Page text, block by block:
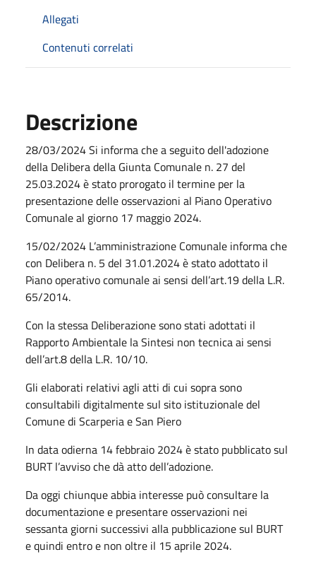
Allegati
Contenuti correlati
Descrizione
28/03/2024 Si informa che a seguito dell'adozione
della Delibera della Giunta Comunale n. 27 del
25.03.2024 è stato prorogato il termine per la
presentazione delle osservazioni al Piano Operativo
Comunale al giorno 17 maggio 2024.
15/02/2024 L’amministrazione Comunale informa che
con Delibera n. 5 del 31.01.2024 è stato adottato il
Piano operativo comunale ai sensi dell’art.19 della L.R.
65/2014.
Con la stessa Deliberazione sono stati adottati il
Rapporto Ambientale la Sintesi non tecnica ai sensi
dell’art.8 della L.R. 10/10.
Gli elaborati relativi agli atti di cui sopra sono
consultabili digitalmente sul sito istituzionale del
Comune di Scarperia e San Piero
In data odierna 14 febbraio 2024 è stato pubblicato sul
BURT l’avviso che dà atto dell’adozione.
Da oggi chiunque abbia interesse può consultare la
documentazione e presentare osservazioni nei
sessanta giorni successivi alla pubblicazione sul BURT
e quindi entro e non oltre il 15 aprile 2024.